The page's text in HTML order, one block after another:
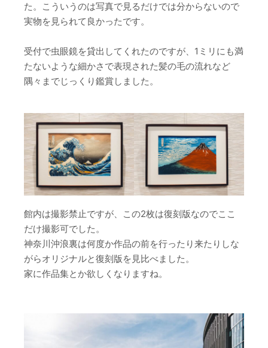
た。こういうのは写真で見るだけでは分からないので
実物を見られて良かったです。
受付で虫眼鏡を貸出してくれたのですが、1ミリにも満
たないような細かさで表現された髪の毛の流れなど
隅々までじっくり鑑賞しました。
館内は撮影禁止ですが、この2枚は復刻版なのでここ
だけ撮影可でした。
神奈川沖浪裏は何度か作品の前を行ったり来たりしな
がらオリジナルと復刻版を見比べました。
家に作品集とか欲しくなりますね。